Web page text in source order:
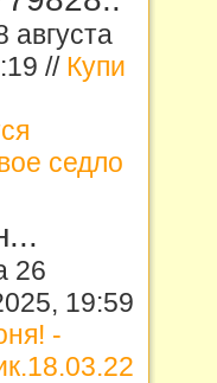
августа
// Купи
седло
26
19:59
-